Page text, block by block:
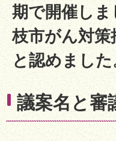
期で開催しま
枝市がん対策
と認めました
議案名と審